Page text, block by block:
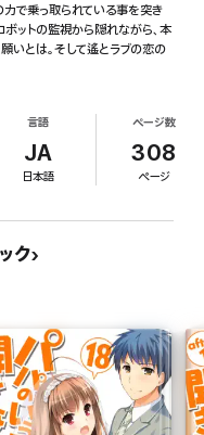
力で乗っ取られている事を突き
ットの監視から隠れながら、本
いとは。そして遙とラブの恋の
言語
JA
日本語
ページ数
308
ページ
ク